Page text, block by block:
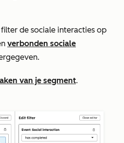
filter de sociale interacties op
verbonden sociale
van je segment.